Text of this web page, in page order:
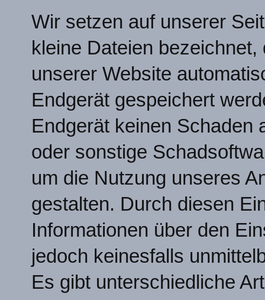
Wir setzen auf unserer
kleine Dateien
unserer Website
Endgerät gespeichert
Endgerät keinen Schaden
oder sonstige
um die Nutzung unseres
gestalten. Durch diesen
Informationen über den
jedoch keinesfalls
Es gibt unterschiedliche